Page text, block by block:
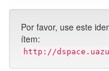
Por favor, use este
ítem:
http://